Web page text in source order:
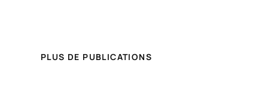
PLUS DE PUBLICATIONS